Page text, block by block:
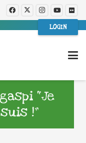
LOGIN
“Je
!”